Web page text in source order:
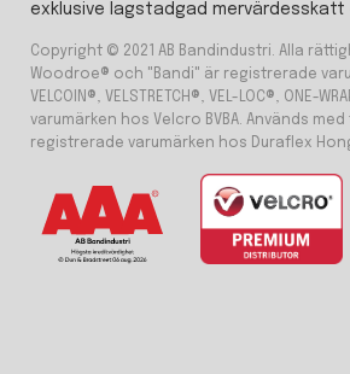
exklusive lagstadgad
Copyright © 2021 AB Bandindustri. Alla
Woodroe® och "Bandi" är registrerade
VELCOIN®, VELSTRETCH®, VEL-LOC®, ONE-
varumärken hos Velcro BVBA. Används
registrerade varumärken hos Duraflex